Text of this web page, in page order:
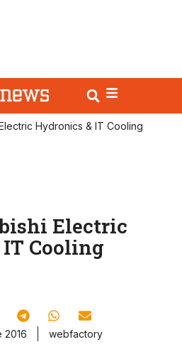
Hydronics & IT Cooling
Electric
Cooling
2016
webfactory